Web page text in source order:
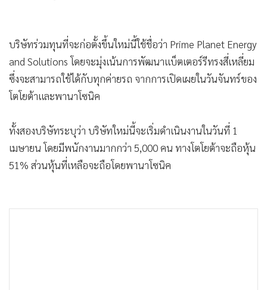
• Motoring
• เกม
• วิทยาศาสตร์
• SMEs
• อินโดจีน
• กองทุนรวม
• Celeb Online
• ญี่ปุ่น
บริษัทร่วมทุนที่จะก่อตั้งขึ้นใหม่นี้ใช้ชื่อว่า Prime Planet Energy
and Solutions โดยจะมุ่งเน้นการพัฒนาแบ็ตเตอร์รีทรงสี่เหลี่ยม
ซึ่งจะสามารถใช้ได้กับทุกค่ายรถ จากการเปิดเผยในวันจันทร์ของ
โตโยต้าและพานาโซนิค
ทั้งสองบริษัทระบุว่า บริษัทใหม่นี้จะเริ่มดำเนินงานในวันที่ 1
เมษายน โดยมีพนักงานมากกว่า 5,000 คน ทางโตโยต้าจะถือหุ้น
51% ส่วนหุ้นที่เหลือจะถือโดยพานาโซนิค